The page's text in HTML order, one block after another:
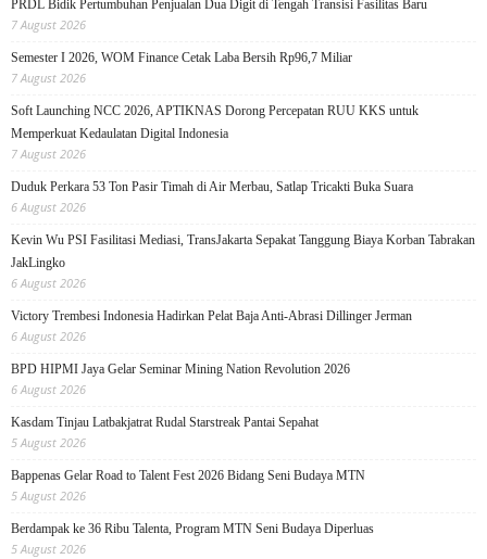
PRDL Bidik Pertumbuhan Penjualan Dua Digit di Tengah Transisi Fasilitas Baru
7 August 2026
Semester I 2026, WOM Finance Cetak Laba Bersih Rp96,7 Miliar
7 August 2026
Soft Launching NCC 2026, APTIKNAS Dorong Percepatan RUU KKS untuk
Memperkuat Kedaulatan Digital Indonesia
7 August 2026
Duduk Perkara 53 Ton Pasir Timah di Air Merbau, Satlap Tricakti Buka Suara
6 August 2026
Kevin Wu PSI Fasilitasi Mediasi, TransJakarta Sepakat Tanggung Biaya Korban Tabrakan
JakLingko
6 August 2026
Victory Trembesi Indonesia Hadirkan Pelat Baja Anti-Abrasi Dillinger Jerman
6 August 2026
BPD HIPMI Jaya Gelar Seminar Mining Nation Revolution 2026
6 August 2026
Kasdam Tinjau Latbakjatrat Rudal Starstreak Pantai Sepahat
5 August 2026
Bappenas Gelar Road to Talent Fest 2026 Bidang Seni Budaya MTN
5 August 2026
Berdampak ke 36 Ribu Talenta, Program MTN Seni Budaya Diperluas
5 August 2026